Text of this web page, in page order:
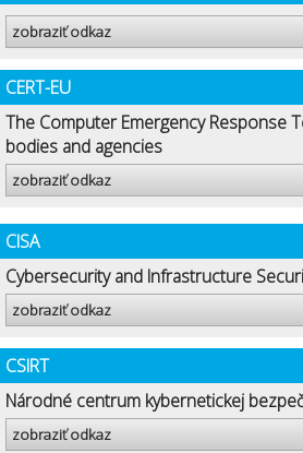
zobraziť odkaz
CERT-EU
The Computer Emergency Response
bodies and agencies
zobraziť odkaz
CISA
Cybersecurity and Infrastructure
zobraziť odkaz
CSIRT
Národné centrum kybernetickej
zobraziť odkaz